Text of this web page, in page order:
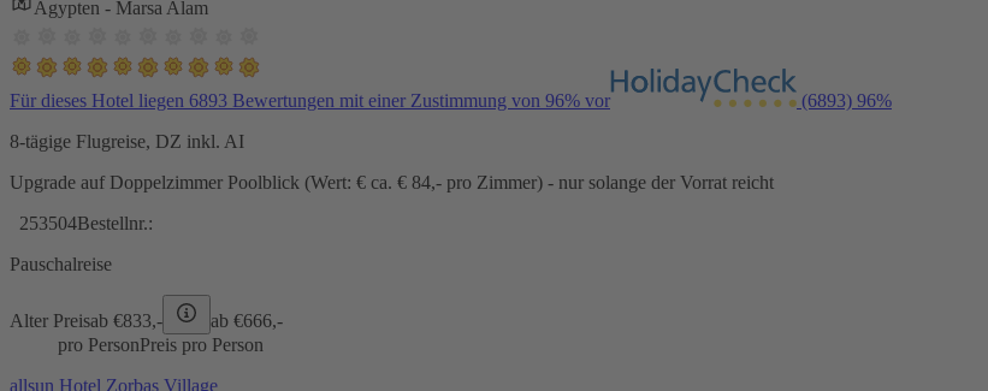
Ägypten - Marsa Alam
Für dieses Hotel liegen 6893 Bewertungen mit einer Zustimmung von 96% vor (6893) 96%
8-tägige Flugreise, DZ inkl. AI
Upgrade auf Doppelzimmer Poolblick (Wert: € ca. € 84,- pro Zimmer) - nur solange der Vorrat reicht
253504Bestellnr.:
Pauschalreise
Alter Preisab €833,- ab €666,-
pro PersonPreis pro Person
allsun Hotel Zorbas Village